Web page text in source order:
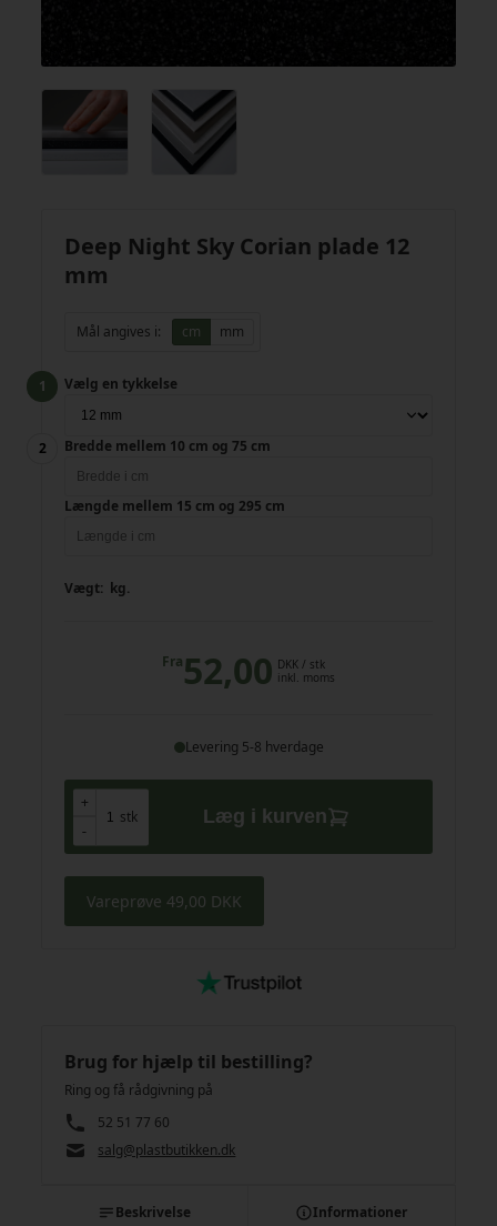
Deep Night Sky Corian plade 12
mm
Mål angives i: cm mm
Vælg en tykkelse
Bredde mellem 10 cm og 75 cm
Længde mellem 15 cm og 295 cm
Vægt: kg.
Fra52,00 DKK / stk
inkl. moms
Levering 5-8 hverdage
+
-
stk
+
-
Læg i kurven
Vareprøve 49,00 DKK
Brug for hjælp til bestilling?
Ring og få rådgivning på
52 51 77 60
salg@plastbutikken.dk
Beskrivelse Informationer